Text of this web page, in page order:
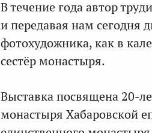
В течение года автор
и передавая нам сегодня
фотохудожника, как в
сестёр монастыря.
Выставка посвящена 20-
монастыря Хабаровской